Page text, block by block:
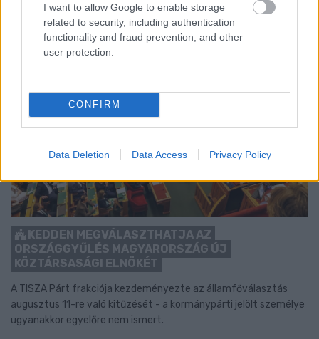
I want to allow Google to enable storage
related to security, including authentication
functionality and fraud prevention, and other
user protection.
CONFIRM
Data Deletion Data Access Privacy Policy
KEDDEN MEGVÁLASZTHATJA AZ
ORSZÁGGYŰLÉS MAGYARORSZÁG ÚJ
KÖZTÁRSASÁGI ELNÖKÉT
A TISZA Párt frakciója kezdeményezte az államfőválasztás
augusztus 11-re való kitűzését - a kormánypárti jelölt személye
ugyanakkor egyelőre nem ismert.